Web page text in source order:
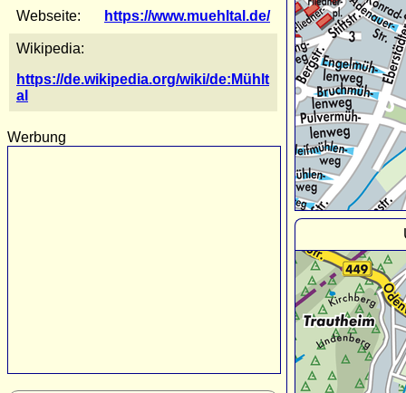
Webseite: https://www.muehltal.de/
Wikipedia:
https://de.wikipedia.org/wiki/de:Mühlt
al
Werbung